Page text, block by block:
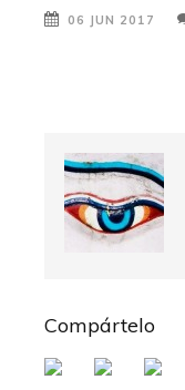
06 JUN 2017
Compártelo